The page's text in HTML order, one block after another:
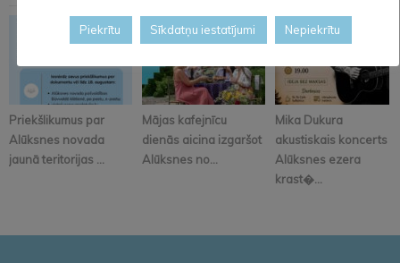
Priekšlikumus par
Alūksnes novada
jaunā teritorijas ...
Mājas kafejnīcu
dienās aicina izgaršot
Alūksnes no...
Mika Dukura
akustiskais koncerts
Alūksnes ezera
krast�...
Piekrītu Sīkdatņu iestatījumi Nepiekrītu